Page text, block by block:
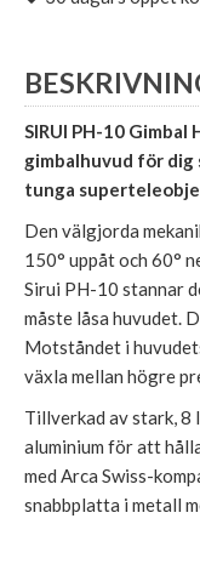
SIRUI PH-10
gimbalhuvud för
tunga
Den välgjorda
150° uppåt och 60°
Sirui PH-10 stannar
måste låsa huvudet.
Motståndet i
växla mellan högre
Tillverkad av stark, 8
aluminium för att
med Arca Swiss-
snabbplatta i metall